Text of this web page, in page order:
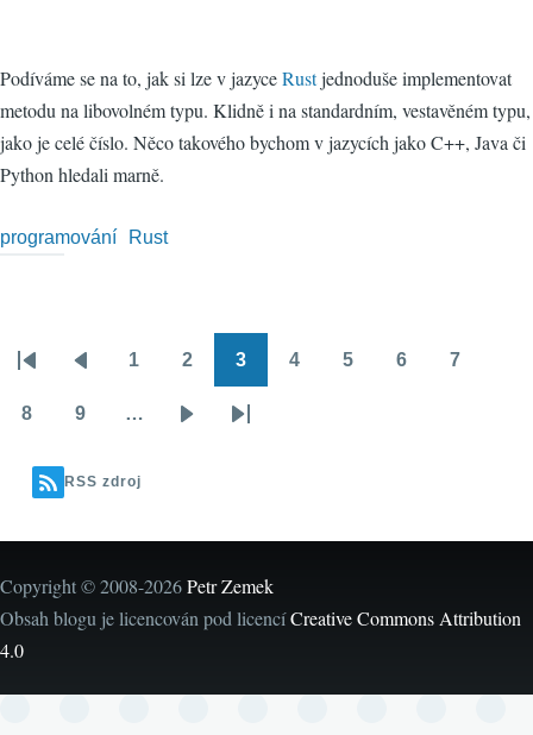
Podíváme se na to, jak si lze v jazyceRustjednoduše implementovat
metodu na libovolném typu. Klidně i na standardním, vestavěném typu,
jako je celé číslo. Něco takového bychom v jazycích jako C++, Java či
Python hledali marně.
programování Rust
Pagination
First
page
Předchozí
stránka
1 2 3 4 5 6 7
8 9 …
NásledujícíPoslední
RSS zdroj
Copyright © 2008-2026Petr Zemek
Obsah blogu je licencován pod licencíCreative Commons Attribution
4.0